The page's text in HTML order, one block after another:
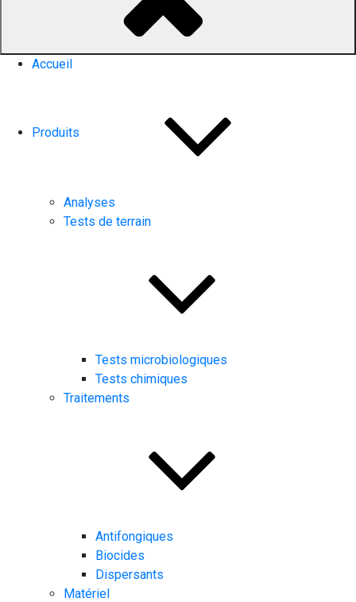
Accueil
Produits
Analyses
Tests de terrain
Tests microbiologiques
Tests chimiques
Traitements
Antifongiques
Biocides
Dispersants
Matériel